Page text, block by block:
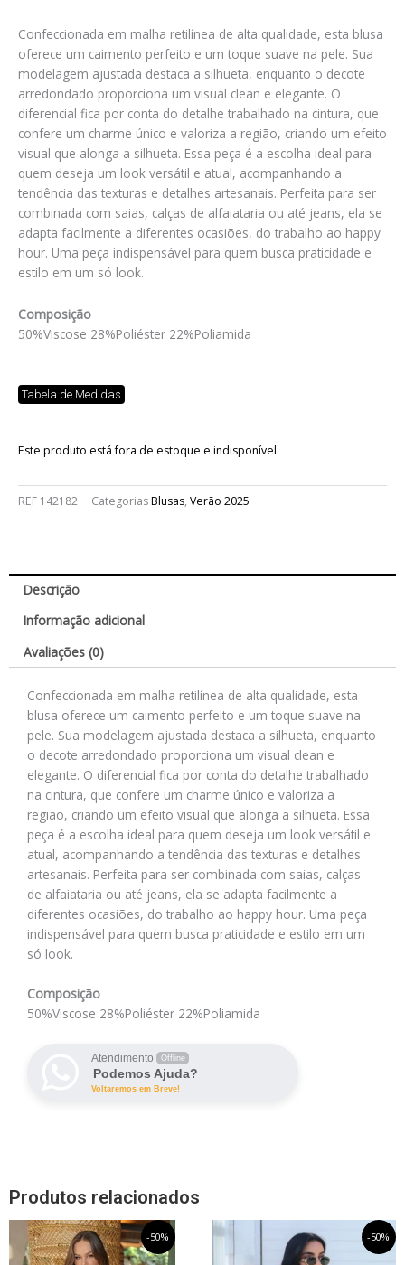
Confeccionada em malha retilínea de alta qualidade, esta blusa
oferece um caimento perfeito e um toque suave na pele. Sua
modelagem ajustada destaca a silhueta, enquanto o decote
arredondado proporciona um visual clean e elegante. O
diferencial fica por conta do detalhe trabalhado na cintura, que
confere um charme único e valoriza a região, criando um efeito
visual que alonga a silhueta. Essa peça é a escolha ideal para
quem deseja um look versátil e atual, acompanhando a
tendência das texturas e detalhes artesanais. Perfeita para ser
combinada com saias, calças de alfaiataria ou até jeans, ela se
adapta facilmente a diferentes ocasiões, do trabalho ao happy
hour. Uma peça indispensável para quem busca praticidade e
estilo em um só look.
Composição
50%Viscose 28%Poliéster 22%Poliamida
Tabela de Medidas
Este produto está fora de estoque e indisponível.
REF 142182 CategoriasBlusas, Verão 2025
Descrição
Informação adicional
Avaliações (0)
Confeccionada em malha retilínea de alta qualidade, esta
blusa oferece um caimento perfeito e um toque suave na
pele. Sua modelagem ajustada destaca a silhueta, enquanto
o decote arredondado proporciona um visual clean e
elegante. O diferencial fica por conta do detalhe trabalhado
na cintura, que confere um charme único e valoriza a
região, criando um efeito visual que alonga a silhueta. Essa
peça é a escolha ideal para quem deseja um look versátil e
atual, acompanhando a tendência das texturas e detalhes
artesanais. Perfeita para ser combinada com saias, calças
de alfaiataria ou até jeans, ela se adapta facilmente a
diferentes ocasiões, do trabalho ao happy hour. Uma peça
indispensável para quem busca praticidade e estilo em um
só look.
Composição
50%Viscose 28%Poliéster 22%Poliamida
Atendimento Offline
Podemos Ajuda?
Voltaremos em Breve!
Produtos relacionados
-50%
O
preço
original
O
preço
atual
Este
produto
-50%
preço
original
preço
atual
Este
produto